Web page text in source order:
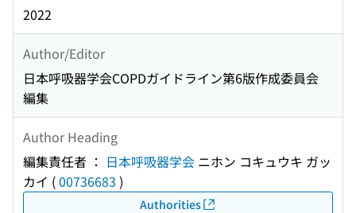
2022
Author/Editor
日本呼吸器学会COPDガイドライン第6版作成委員会
編集
Author Heading
編集責任者 ： 日本呼吸器学会 ニホン コキュウキ ガッ
カイ (00736683 )
Authorities